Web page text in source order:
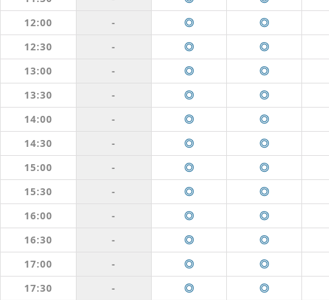
12:00
- ◎ ◎
12:30
- ◎ ◎
13:00
- ◎ ◎
13:30
- ◎ ◎
14:00
- ◎ ◎
14:30
- ◎ ◎
15:00
- ◎ ◎
15:30
- ◎ ◎
16:00
- ◎ ◎
16:30
- ◎ ◎
17:00
- ◎ ◎
17:30
- ◎ ◎